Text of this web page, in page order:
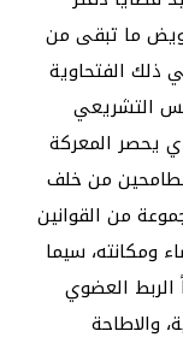
ما تبقى من
ذلك الفتحاوية
التشريعي
يحصر المعركة
من خلف
من القوانين
ومكانته، سيما
العضوي
والاطاحة